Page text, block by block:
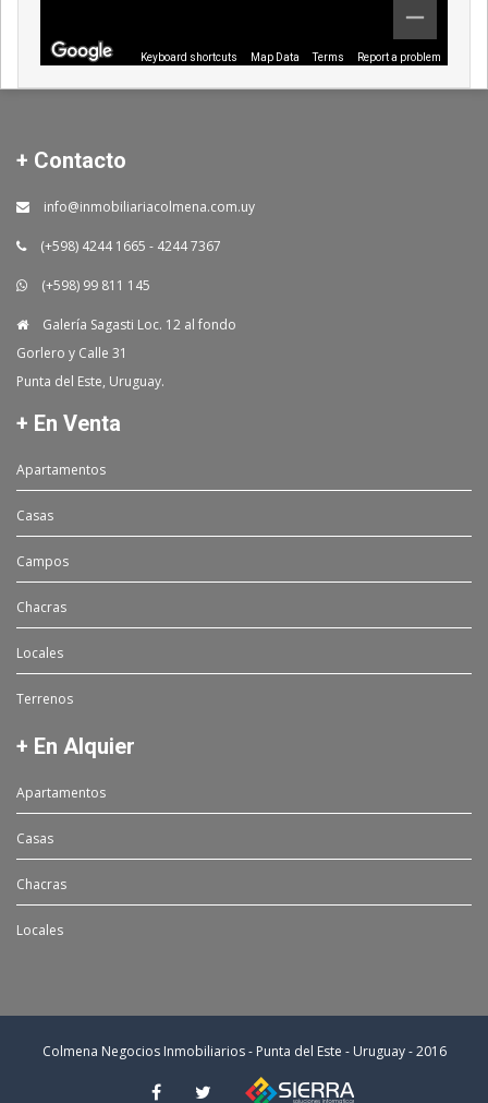
Keyboard shortcuts Map Data Terms Report a problem
+ Contacto
info@inmobiliariacolmena.com.uy
(+598) 4244 1665 - 4244 7367
(+598) 99 811 145
Galería Sagasti Loc. 12 al fondo
Gorlero y Calle 31
Punta del Este, Uruguay.
+ En Venta
Apartamentos
Casas
Campos
Chacras
Locales
Terrenos
+ En Alquier
Apartamentos
Casas
Chacras
Locales
Colmena Negocios Inmobiliarios - Punta del Este - Uruguay - 2016